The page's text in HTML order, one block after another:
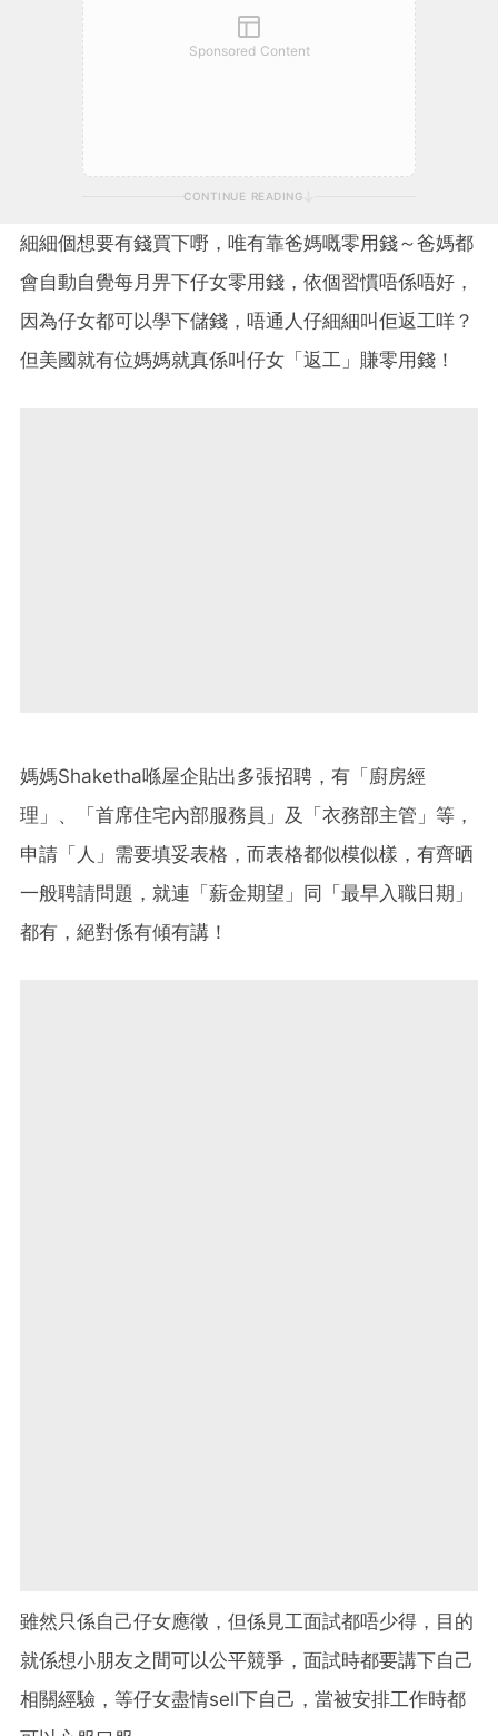
Sponsored Content
CONTINUE READING
細細個想要有錢買下嘢，唯有靠爸媽嘅零用錢～爸媽都
會自動自覺每月畀下仔女零用錢，依個習慣唔係唔好，
因為仔女都可以學下儲錢，唔通人仔細細叫佢返工咩？
但美國就有位媽媽就真係叫仔女「返工」賺零用錢！
媽媽Shaketha喺屋企貼出多張招聘，有「廚房經
理」、「首席住宅內部服務員」及「衣務部主管」等，
申請「人」需要填妥表格，而表格都似模似樣，有齊晒
一般聘請問題，就連「薪金期望」同「最早入職日期」
都有，絕對係有傾有講！
雖然只係自己仔女應徵，但係見工面試都唔少得，目的
就係想小朋友之間可以公平競爭，面試時都要講下自己
相關經驗，等仔女盡情sell下自己，當被安排工作時都